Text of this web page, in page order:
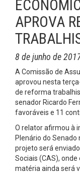
APROVA
8 de junho de
A Comissão de
aprovou nesta
de reforma
senador Ricardo
favoráveis e 11
O relator afirmou à
Plenário do
projeto será
Sociais (CAS),
matéria ainda será